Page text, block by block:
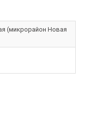
(микрорайон Новая